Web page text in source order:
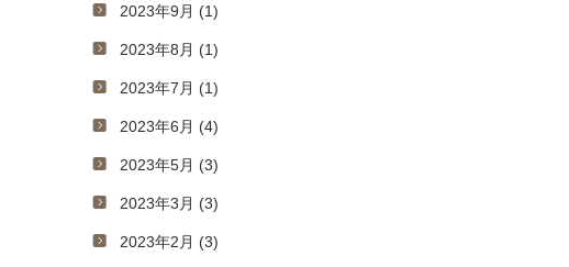
2023年9月 (1)
2023年8月 (1)
2023年7月 (1)
2023年6月 (4)
2023年5月 (3)
2023年3月 (3)
2023年2月 (3)